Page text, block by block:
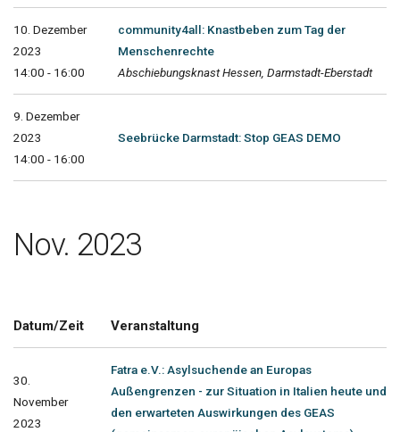
10. Dezember
2023
14:00 - 16:00
community4all: Knastbeben zum Tag der
Menschenrechte
Abschiebungsknast Hessen, Darmstadt-Eberstadt
9. Dezember
2023
14:00 - 16:00
Seebrücke Darmstadt: Stop GEAS DEMO
Nov. 2023
Datum/Zeit Veranstaltung
30.
November
2023
Fatra e.V.: Asylsuchende an Europas
Außengrenzen - zur Situation in Italien heute und
den erwarteten Auswirkungen des GEAS